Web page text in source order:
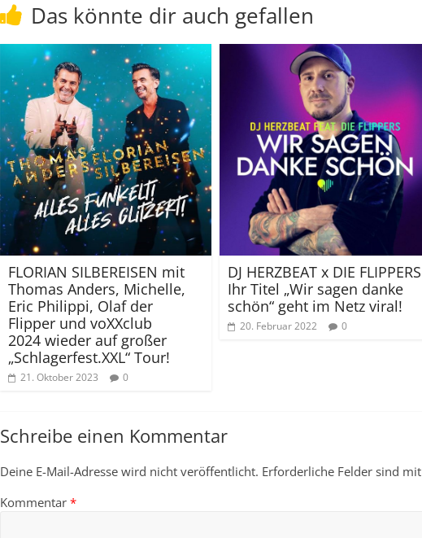
Das könnte dir auch gefallen
FLORIAN SILBEREISEN mit
Thomas Anders, Michelle,
Eric Philippi, Olaf der
Flipper und voXXclub
2024 wieder auf großer
„Schlagerfest.XXL“ Tour!
21. Oktober 2023 0
DJ HERZBEAT x DIE FLIPPERS
Ihr Titel „Wir sagen danke
schön“ geht im Netz viral!
20. Februar 2022 0
Schreibe einen Kommentar
Deine E-Mail-Adresse wird nicht veröffentlicht. Erforderliche Felder sind mit
Kommentar *